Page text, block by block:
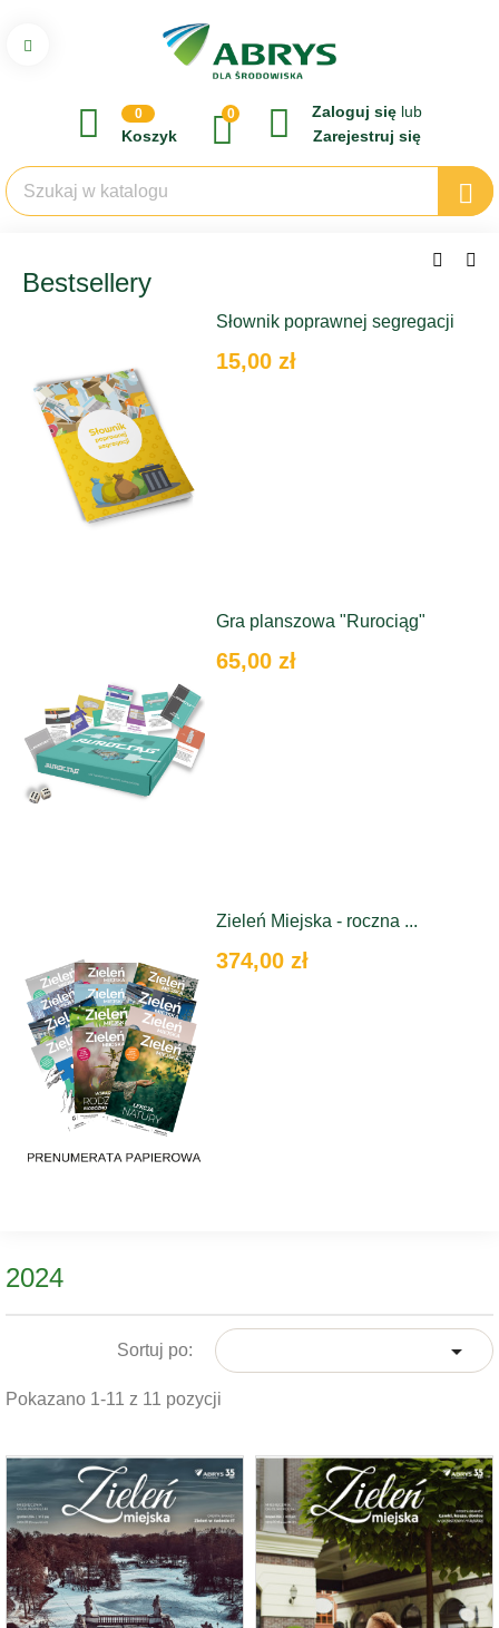
0
Koszyk
0 Zaloguj się lub
Zarejestruj się
Bestsellery
Słownik poprawnej segregacji
15,00 zł
Gra planszowa "Rurociąg"
65,00 zł
Zieleń Miejska - roczna ...
374,00 zł
2024
Sortuj po: 
Pokazano 1-11 z 11 pozycji